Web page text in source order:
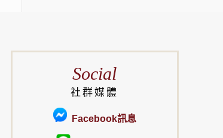
Social
社群媒體
Facebook訊息